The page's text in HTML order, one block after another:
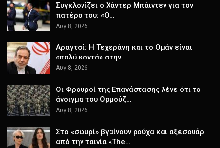
Συγκλονίζει ο Χάντερ Μπάιντεν για τον
πατέρα του: «Ο…
Αυγ 8, 2026
Αραγτσί: Η Τεχεράνη και το Ομάν είναι
«πολύ κοντά» στην…
Αυγ 8, 2026
Οι Φρουροί της Επανάστασης λένε ότι το
άνοιγμα του Ορμούζ…
Αυγ 8, 2026
Στο «σφυρί» βγαίνουν ρούχα και αξεσουάρ
από την ταινία «The…